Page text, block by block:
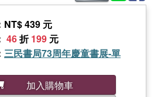
NT$ 439 元
46折199 元
三民書局73周年慶童書展-單
加入購物車